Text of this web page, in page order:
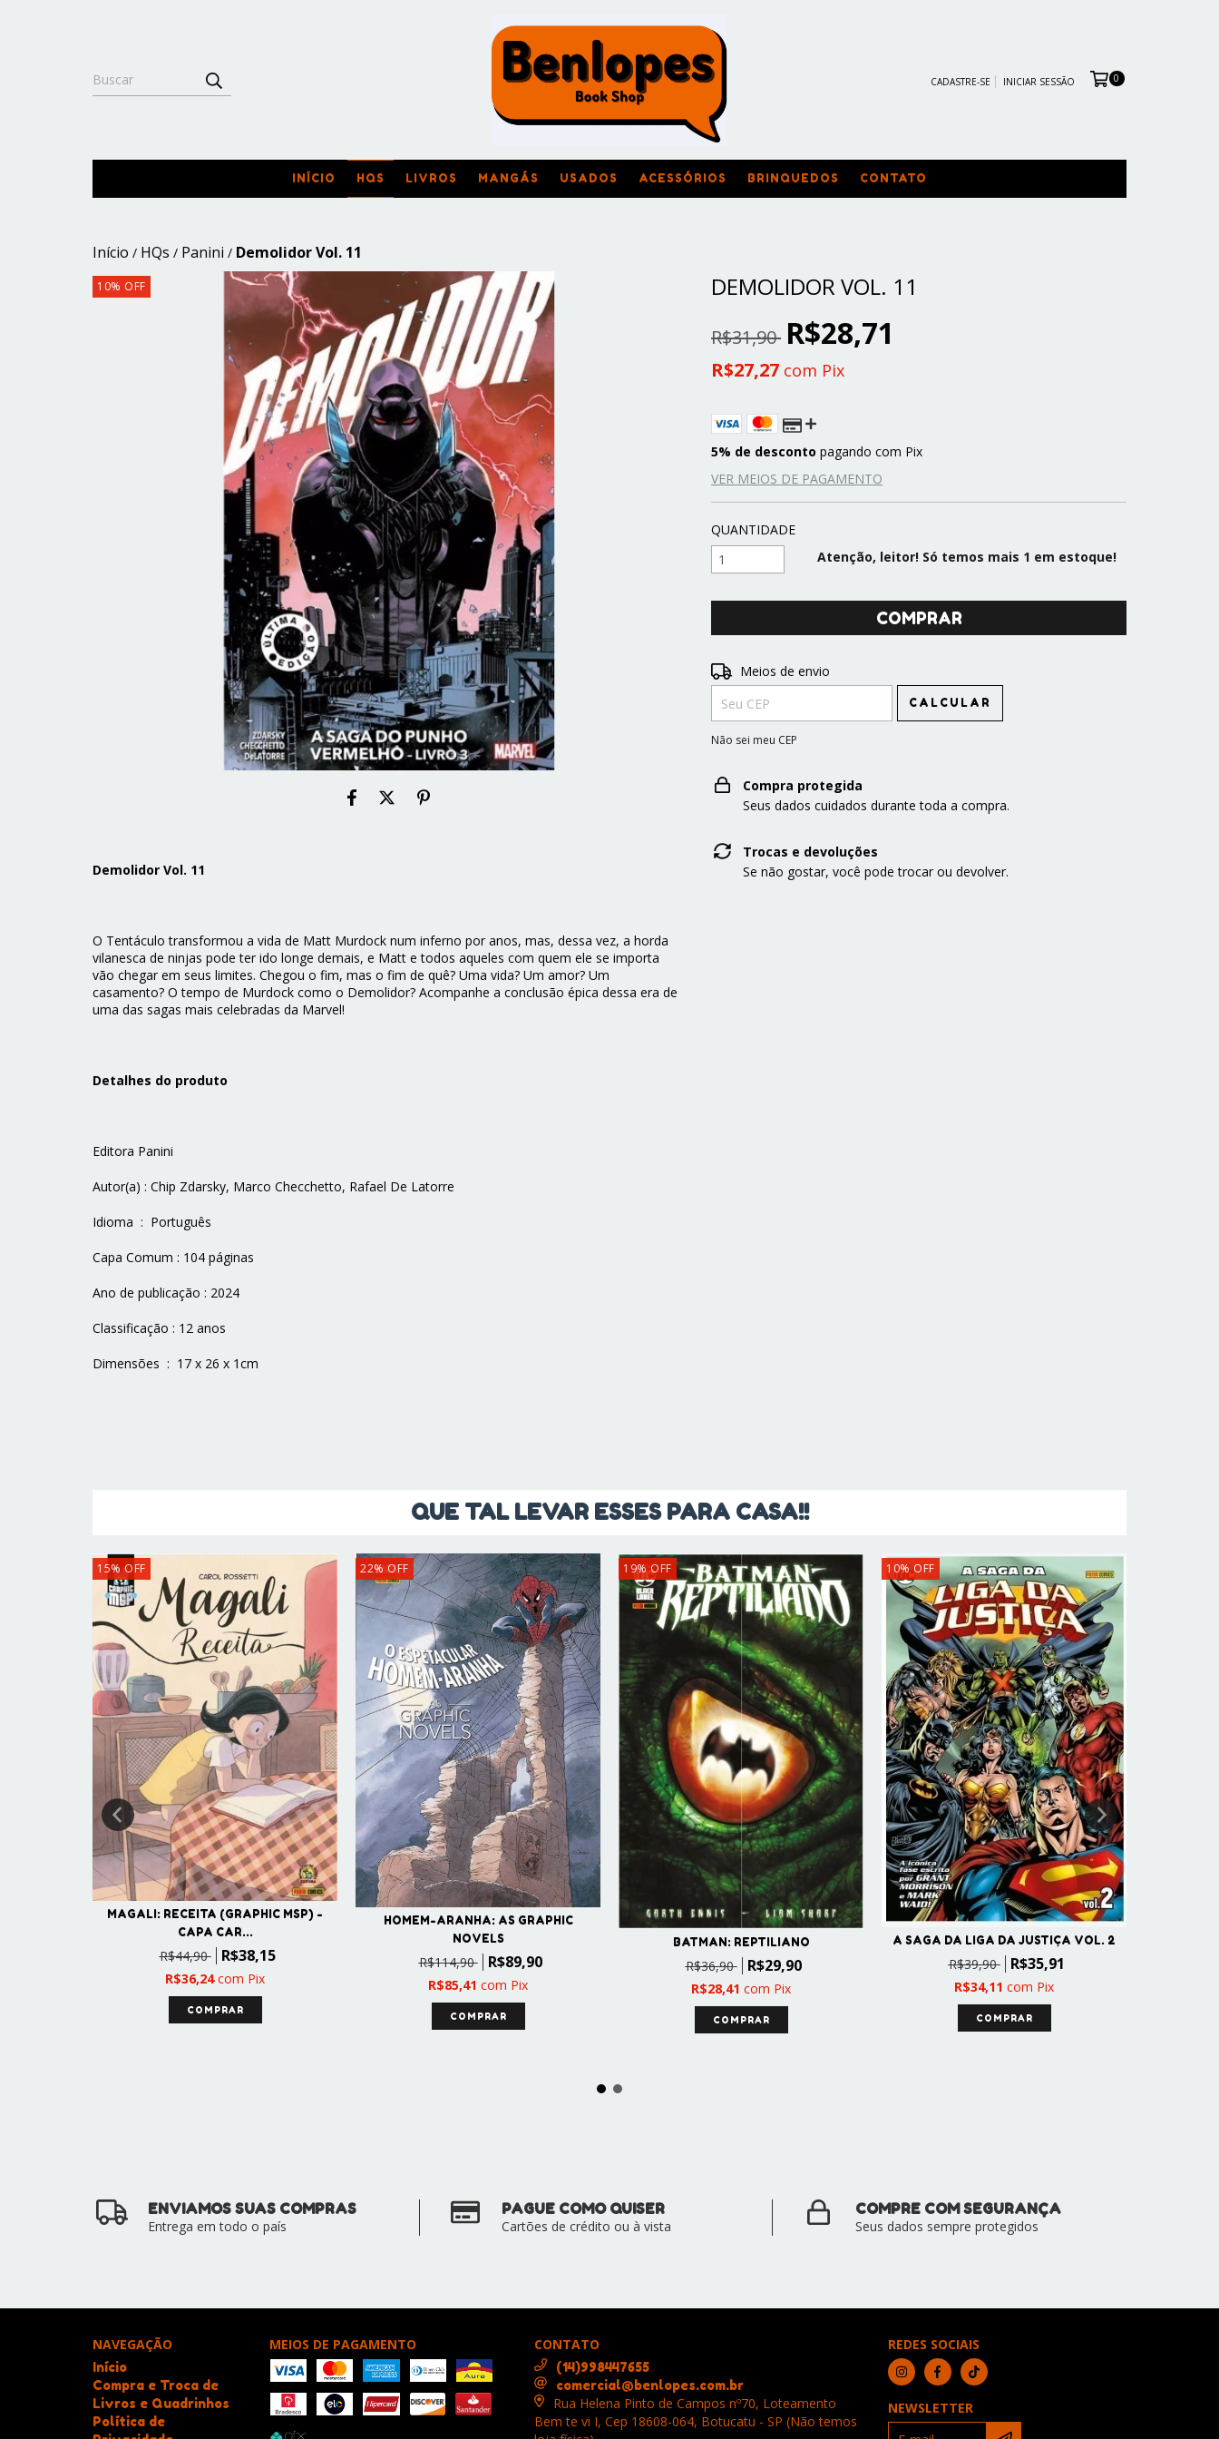
CADASTRE-SE INICIAR SESSÃO 0
INÍCIO HQS LIVROS MANGÁS USADOS ACESSÓRIOS BRINQUEDOS CONTATO
Início / HQs / Panini / Demolidor Vol. 11
10% OFF
Demolidor Vol. 11
O Tentáculo transformou a vida de Matt Murdock num inferno por anos, mas, dessa vez, a horda
vilanesca de ninjas pode ter ido longe demais, e Matt e todos aqueles com quem ele se importa
vão chegar em seus limites. Chegou o fim, mas o fim de quê? Uma vida? Um amor? Um
casamento? O tempo de Murdock como o Demolidor? Acompanhe a conclusão épica dessa era de
uma das sagas mais celebradas da Marvel!
Detalhes do produto
Editora Panini
Autor(a) : Chip Zdarsky, Marco Checchetto, Rafael De Latorre
Idioma ‏ : ‎ Português
Capa Comum : 104 páginas
Ano de publicação : 2024
Classificação : 12 anos
Dimensões ‏ : ‎ 17 x 26 x 1cm
DEMOLIDOR VOL. 11
R$31,90 R$28,71
R$27,27 com Pix
5% de desconto pagando com Pix
VER MEIOS DE PAGAMENTO
QUANTIDADE
Atenção, leitor! Só temos mais 1 em estoque!
Entregas para o CEP:
Meios de envio
CALCULAR
Não sei meu CEP
Compra protegida
Seus dados cuidados durante toda a compra.
Trocas e devoluções
Se não gostar, você pode trocar ou devolver.
QUE TAL LEVAR ESSES PARA CASA!!
15% OFF
MAGALI: RECEITA (GRAPHIC MSP) -
CAPA CAR...
R$44,90 R$38,15
R$36,24com Pix
22% OFF
HOMEM-ARANHA: AS GRAPHIC
NOVELS
R$114,90 R$89,90
R$85,41 com Pix
19%OFF
BATMAN: REPTILIANO
R$36,90 R$29,90
R$28,41 com Pix
10%OFF
A SAGA DA LIGA DA JUSTIÇA VOL. 2
R$39,90 R$35,91
R$34,11 com Pix
ENVIAMOS SUAS COMPRAS
Entrega em todo o país
PAGUE COMO QUISER
Cartões de crédito ou à vista
COMPRE COM SEGURANÇA
Seus dados sempre protegidos
NAVEGAÇÃO
Início
Compra e Troca de
Livros e Quadrinhos
Política de
MEIOS DE PAGAMENTO CONTATO
(14)998447655
comercial@benlopes.com.br
Rua Helena Pinto de Campos nº70, Loteamento
Bem te vi I, Cep 18608-064, Botucatu - SP (Não temos
REDES SOCIAIS
NEWSLETTER